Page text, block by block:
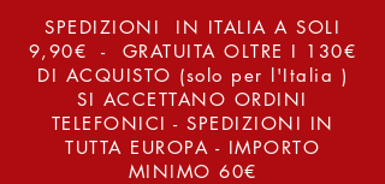
SPEDIZIONI IN ITALIA A SOLI
9,90€ - GRATUITA OLTRE I 130€
DI ACQUISTO (solo per l'Italia )
SI ACCETTANO ORDINI
TELEFONICI - SPEDIZIONI IN
TUTTA EUROPA - IMPORTO
MINIMO 60€